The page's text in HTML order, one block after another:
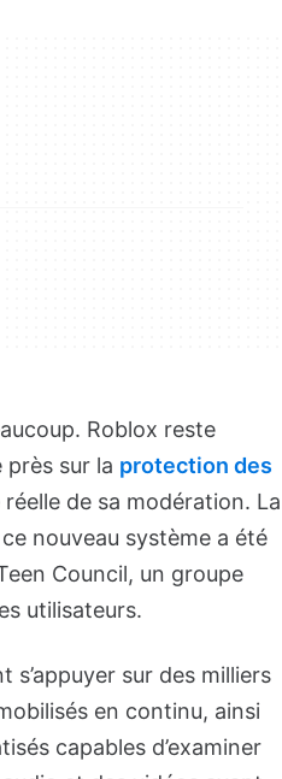
Roblox reste
sur la protection des
réelle de sa modération. La
nouveau système a été
Council, un groupe
utilisateurs.
s’appuyer sur des milliers
en continu, ainsi
capables d’examiner